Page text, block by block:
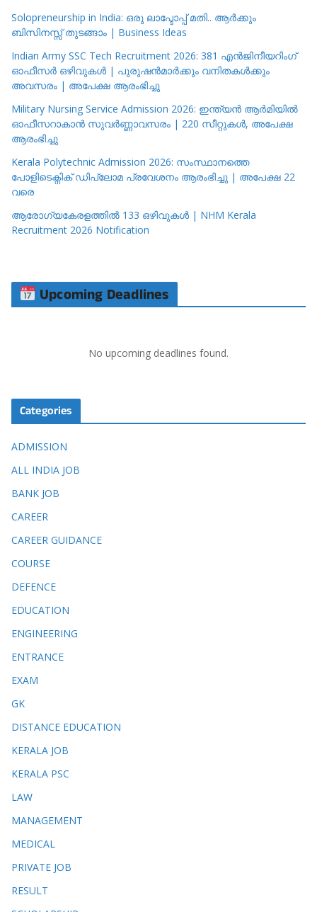
Solopreneurship in India: ഒരു ലാപ്ടോപ്പ് മതി.. ആർക്കും
ബിസിനസ്സ് തുടങ്ങാം | Business Ideas
Indian Army SSC Tech Recruitment 2026: 381 എൻജിനീയറിംഗ്
ഓഫീസർ ഒഴിവുകൾ | പുരുഷൻമാർക്കും വനിതകൾക്കും
അവസരം | അപേക്ഷ ആരംഭിച്ചു
Military Nursing Service Admission 2026: ഇന്ത്യൻ ആർമിയിൽ
ഓഫീസറാകാൻ സുവർണ്ണാവസരം | 220 സീറ്റുകൾ, അപേക്ഷ
ആരംഭിച്ചു
Kerala Polytechnic Admission 2026: സംസ്ഥാനത്തെ
പോളിടെക്നിക് ഡിപ്ലോമ പ്രവേശനം ആരംഭിച്ചു | അപേക്ഷ 22
വരെ
ആരോഗ്യകേരളത്തിൽ 133 ഒഴിവുകൾ | NHM Kerala
Recruitment 2026 Notification
Upcoming Deadlines
No upcoming deadlines found.
Categories
ADMISSION
ALL INDIA JOB
BANK JOB
CAREER
CAREER GUIDANCE
COURSE
DEFENCE
EDUCATION
ENGINEERING
ENTRANCE
EXAM
GK
DISTANCE EDUCATION
KERALA JOB
KERALA PSC
LAW
MANAGEMENT
MEDICAL
PRIVATE JOB
RESULT